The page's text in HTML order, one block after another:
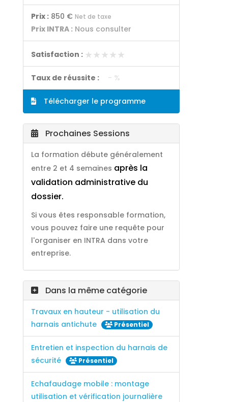
Prix : 850 € Net de taxe
Prix INTRA :Nous consulter
Satisfaction : ★★★★★
★★★★★
Taux de réussite : - %
Télécharger le programme
Prochaines Sessions
La formation débute généralement
entre 2 et 4 semaines après la
validation administrative du
dossier.
Si vous êtes responsable formation,
vous pouvez faire une requête pour
l'organiser en INTRA dans votre
entreprise.
Dans la même catégorie
Travaux en hauteur - utilisation du
harnais antichute
Présentiel
Entretien et inspection du harnais de
sécurité
Présentiel
Echafaudage mobile : montage
utilisation et vérification journalière